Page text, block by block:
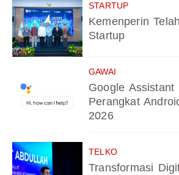
STARTUP
Kemenperin
Startup
GAWAI
Google
Perangkat
2026
TELKO
Transformasi